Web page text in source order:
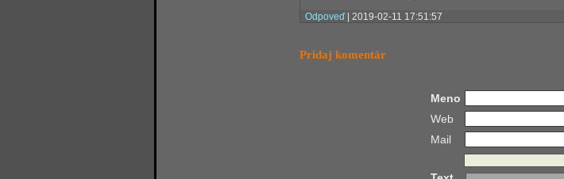
Odpoveď| 2019-02-11 17:51:57
Pridaj komentár
Meno
Web
Mail